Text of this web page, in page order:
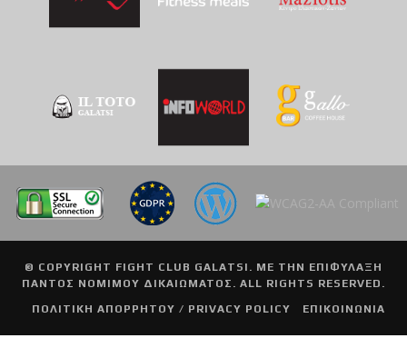
© COPYRIGHT FIGHT CLUB GALATSI . ΜΕ ΤΗΝ ΕΠΙΦΥΛΑΞΗ
ΠΑΝΤΟΣ ΝΟΜΙΜΟΥ ΔΙΚΑΙΩΜΑΤΟΣ. ALL RIGHTS RESERVED.
ΠΟΛΙΤΙΚΗ ΑΠΟΡΡΗΤΟΥ / PRIVACY POLICY
ΕΠΙΚΟΙΝΩΝΙΑ